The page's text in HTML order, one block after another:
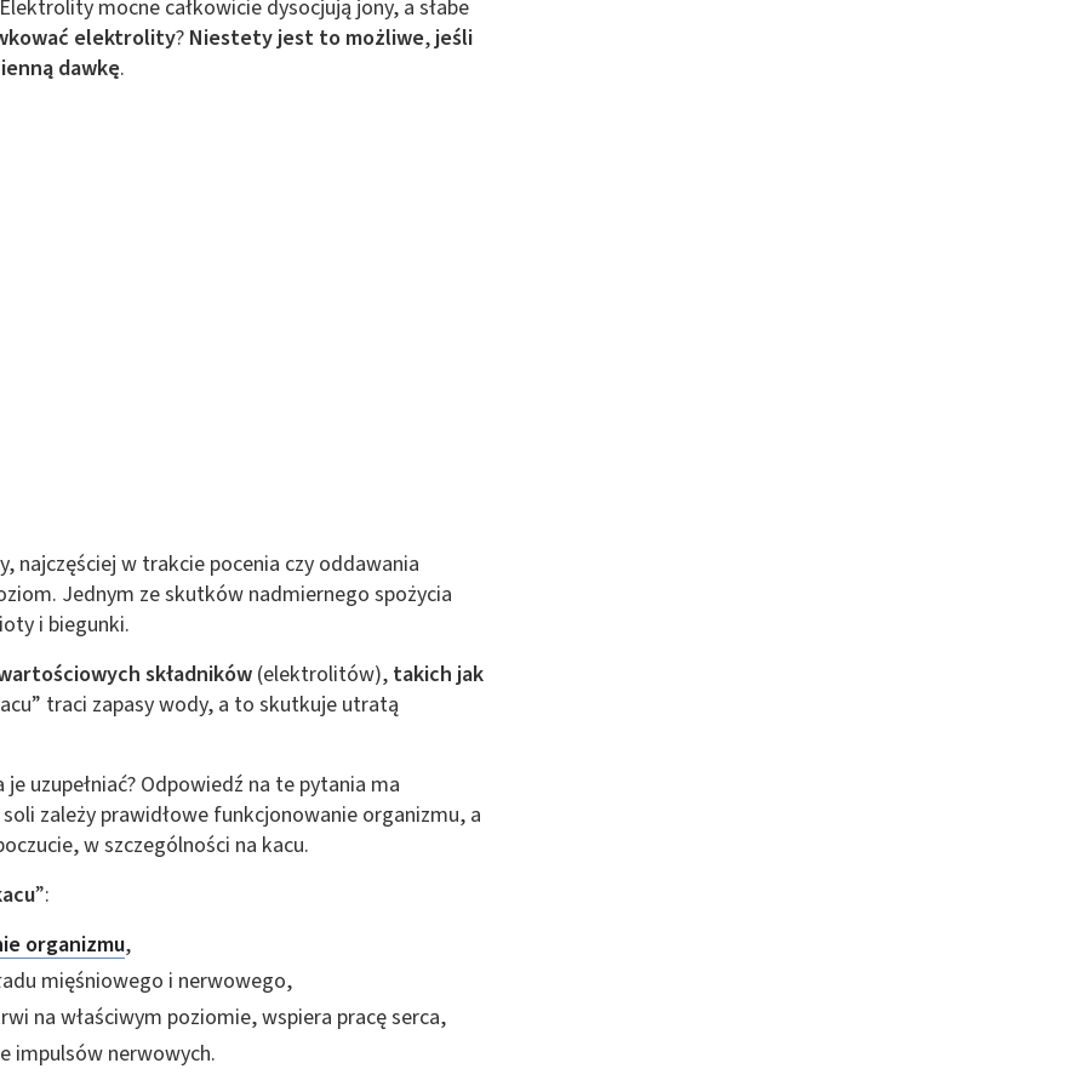
mocne całkowicie dysocjują jony, a słabe
elektrolity? Niestety jest to możliwe,jeśli
dawkę.
najczęściej w trakcie pocenia czy oddawania
Jednym ze skutków nadmiernego spożycia
i biegunki.
składników (elektrolitów), takich jak
traci zapasy wody, a to skutkuje utratą
uzupełniać? Odpowiedź na te pytania ma
zależy prawidłowe funkcjonowanie organizmu, a
w szczególności na kacu.
”:
organizmu,
mięśniowego i nerwowego,
na właściwym poziomie, wspiera pracę serca,
impulsów nerwowych.
różnych źródeł